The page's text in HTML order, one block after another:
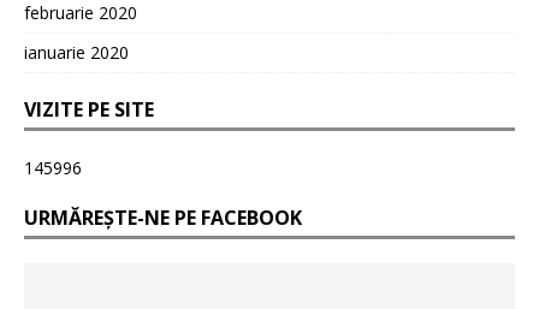
februarie 2020
ianuarie 2020
VIZITE PE SITE
145996
URMĂREȘTE-NE PE FACEBOOK